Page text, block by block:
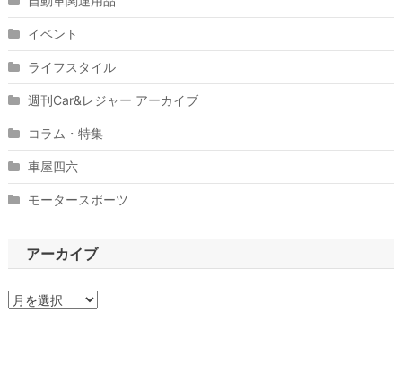
イベント
ライフスタイル
週刊Car&レジャー アーカイブ
コラム・特集
車屋四六
モータースポーツ
アーカイブ
ア